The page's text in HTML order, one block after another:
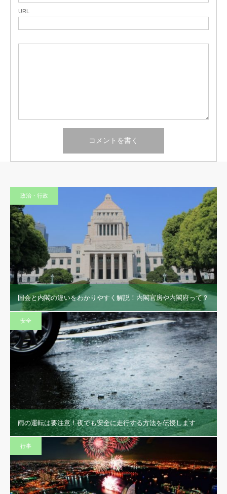
URL
政治・行政
国会と内閣の違いをわかりやすく解説！内閣官房や内閣府って？
安全
雨の運転は要注意！夜でも安全に走行する方法を伝授します
行事